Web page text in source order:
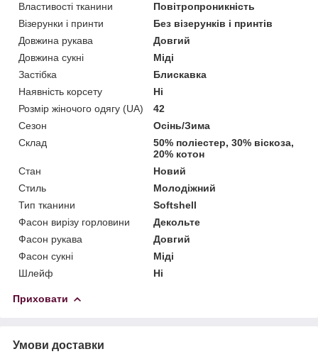
Властивості тканини
Повітропроникність
Візерунки і принти
Без візерунків і принтів
Довжина рукава
Довгий
Довжина сукні
Міді
Застібка
Блискавка
Наявність корсету
Ні
Розмір жіночого одягу (UA)
42
Сезон
Осінь/Зима
Склад
50% поліестер, 30% віскоза,
20% котон
Стан
Новий
Стиль
Молодіжний
Тип тканини
Softshell
Фасон вирізу горловини
Декольте
Фасон рукава
Довгий
Фасон сукні
Міді
Шлейф
Ні
Приховати
Умови доставки